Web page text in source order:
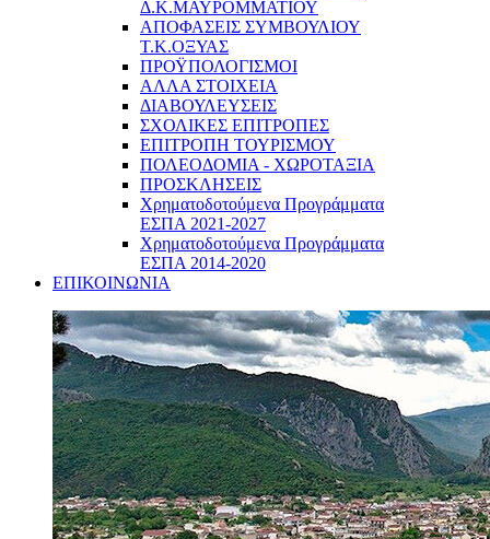
Δ.Κ.ΜΑΥΡΟΜΜΑΤΙΟΥ
ΑΠΟΦΑΣΕΙΣ ΣΥΜΒΟΥΛΙΟΥ
Τ.Κ.ΟΞΥΑΣ
ΠΡΟΫΠΟΛΟΓΙΣΜΟΙ
ΑΛΛΑ ΣΤΟΙΧΕΙΑ
ΔΙΑΒΟΥΛΕΥΣΕΙΣ
ΣΧΟΛΙΚΕΣ ΕΠΙΤΡΟΠΕΣ
ΕΠΙΤΡΟΠΗ ΤΟΥΡΙΣΜΟΥ
ΠΟΛΕΟΔΟΜΙΑ - ΧΩΡΟΤΑΞΙΑ
ΠΡΟΣΚΛΗΣΕΙΣ
Χρηματοδοτούμενα Προγράμματα
ΕΣΠΑ 2021-2027
Χρηματοδοτούμενα Προγράμματα
ΕΣΠΑ 2014-2020
ΕΠΙΚΟΙΝΩΝΙΑ